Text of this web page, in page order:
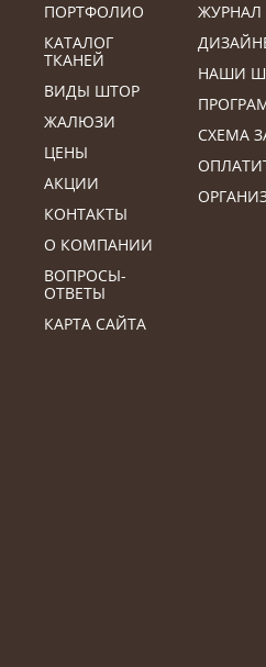
ПОРТФОЛИО
КАТАЛОГ
ТКАНЕЙ
ВИДЫ ШТОР
ЖАЛЮЗИ
ЦЕНЫ
АКЦИИ
КОНТАКТЫ
О КОМПАНИИ
ВОПРОСЫ-
ОТВЕТЫ
КАРТА САЙТА
ЖУРНАЛ
НАШИ
СХЕМА